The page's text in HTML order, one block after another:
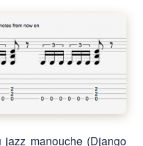
jazz manouche (Django